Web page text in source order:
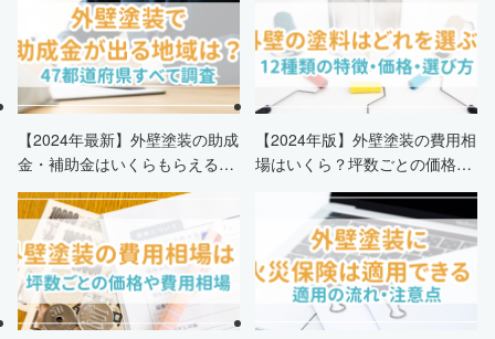
【2024年最新】外壁塗装の助成
金・補助金はいくらもらえる？
申請条件・市区町村情報・安く
する方法も紹介！
【2024年版】外壁塗装の費用相
場はいくら？坪数ごとの価格も